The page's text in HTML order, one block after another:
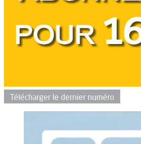
Télécharger le dernier numéro